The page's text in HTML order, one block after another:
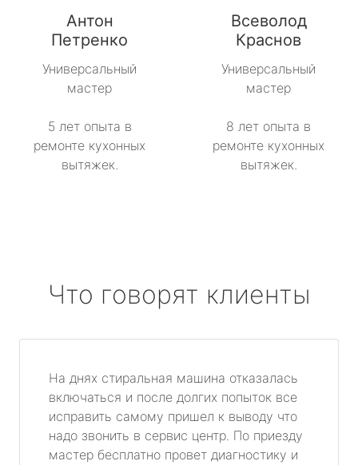
Антон
Петренко
Универсальный
мастер
5 лет опыта в
ремонте кухонных
вытяжек.
Всеволод
Краснов
Универсальный
мастер
8 лет опыта в
ремонте кухонных
вытяжек.
Что говорят клиенты
На днях стиральная машина отказалась
включаться и после долгих попыток все
исправить самому пришел к выводу что
надо звонить в сервис центр. По приезду
мастер бесплатно провет диагностику и